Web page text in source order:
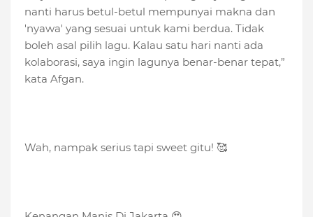
nanti harus betul-betul mempunyai makna dan
'nyawa' yang sesuai untuk kami berdua. Tidak
boleh asal pilih lagu. Kalau satu hari nanti ada
kolaborasi, saya ingin lagunya benar-benar tepat,”
kata Afgan.
Wah, nampak serius tapi sweet gitu! 🥰